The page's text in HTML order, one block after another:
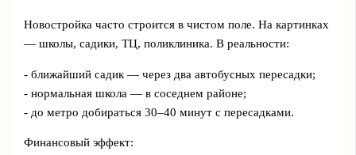
Новостройка часто строится в чистом поле. На картинках
— школы, садики, ТЦ, поликлиника. В реальности:
- ближайший садик — через два автобусных пересадки;
- нормальная школа — в соседнем районе;
- до метро добираться 30–40 минут с пересадками.
Финансовый эффект: